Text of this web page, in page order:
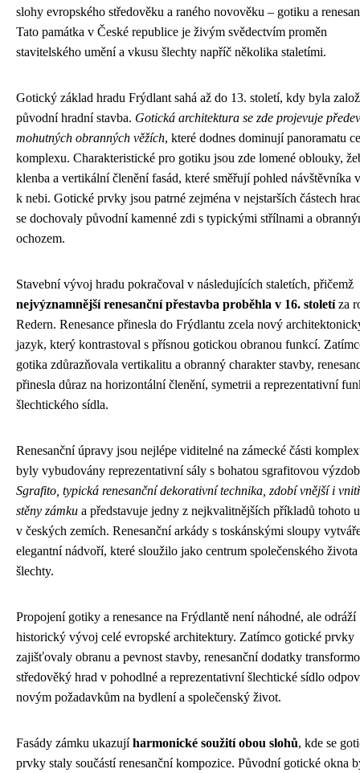
slohy evropského středověku a raného novověku – gotiku a
Tato památka v České republice je živým svědectvím proměn
stavitelského umění a vkusu šlechty napříč několika staletími.
Gotický základ hradu Frýdlant sahá až do 13. století, kdy byla
původní hradní stavba. Gotická architektura se zde projevuje
mohutných obranných věžích, které dodnes dominují panoramatu
komplexu. Charakteristické pro gotiku jsou zde lomené oblouky,
klenba a vertikální členění fasád, které směřují pohled návštěvníka
k nebi. Gotické prvky jsou patrné zejména v nejstarších částech
se dochovaly původní kamenné zdi s typickými střílnami a
ochozem.
Stavební vývoj hradu pokračoval v následujících staletích, přičemž
nejvýznamnější renesanční přestavba proběhla v 16. stoletíza
Redern. Renesance přinesla do Frýdlantu zcela nový
jazyk, který kontrastoval s přísnou gotickou obranou funkcí.
gotika zdůrazňovala vertikalitu a obranný charakter stavby,
přinesla důraz na horizontální členění, symetrii a reprezentativní
šlechtického sídla.
Renesanční úpravy jsou nejlépe viditelné na zámecké části
byly vybudovány reprezentativní sály s bohatou sgrafitovou
Sgrafito, typická renesanční dekorativní technika, zdobí vnější i
stěny zámku a představuje jedny z nejkvalitnějších příkladů tohoto
v českých zemích. Renesanční arkády s toskánskými sloupy
elegantní nádvoří, které sloužilo jako centrum společenského života
šlechty.
Propojení gotiky a renesance na Frýdlantě není náhodné, ale odráží
historický vývoj celé evropské architektury. Zatímco gotické prvky
zajišťovaly obranu a pevnost stavby, renesanční dodatky
středověký hrad v pohodlné a reprezentativní šlechtické sídlo
novým požadavkům na bydlení a společenský život.
Fasády zámku ukazujíharmonické soužití obou slohů, kde se
prvky staly součástí renesanční kompozice. Původní gotické okna